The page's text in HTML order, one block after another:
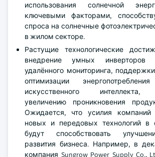
использования солнечной
ключевыми факторами,
спроса на солнечные
в жилом секторе.
Растущие технологические
внедрение умных
удалённого мониторинга,
оптимизации
искусственного интеллекта,
увеличению проникновения
Ожидается, что усилия
новых и передовых технологий в
будут способствовать
развития бизнеса. Например, в
компания Sungrow Power Supply Co.,